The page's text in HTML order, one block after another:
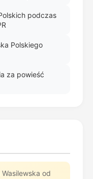
podczas
Polskiego
za powieść
Wasilewska od